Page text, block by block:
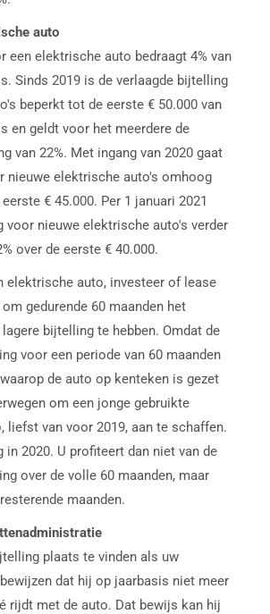
auto
een elektrische auto bedraagt 4% van
Sinds 2019 is de verlaagde bijtelling
beperkt tot de eerste € 50.000 van
en geldt voor het meerdere de
van 22%. Met ingang van 2020 gaat
nieuwe elektrische auto's omhoog
€ 45.000. Per 1 januari 2021
voor nieuwe elektrische auto's verder
over de eerste € 40.000.
elektrische auto, investeer of lease
gedurende 60 maanden het
bijtelling te hebben. Omdat de
voor een periode van 60 maanden
de auto op kenteken is gezet
om een jonge gebruikte
liefst van voor 2019, aan te schaffen.
in 2020. U profiteert dan niet van de
over de volle 60 maanden, maar
maanden.
plaats te vinden als uw
dat hij op jaarbasis niet meer
rijdt met de auto. Dat bewijs kan hij